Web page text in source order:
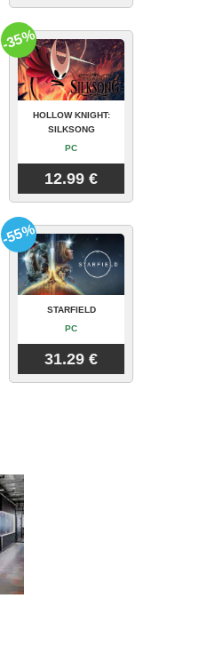
HOLLOW KNIGHT:
SILKSONG
PC
12.99 €
-35%
STARFIELD
PC
31.29 €
-55%